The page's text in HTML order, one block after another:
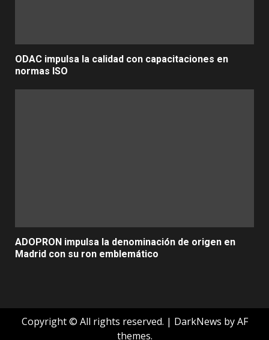
ODAC impulsa la calidad con capacitaciones en
normas ISO
ADOPRON impulsa la denominación de origen en
Madrid con su ron emblemático
Copyright © All rights reserved. | DarkNews by AF
themes.